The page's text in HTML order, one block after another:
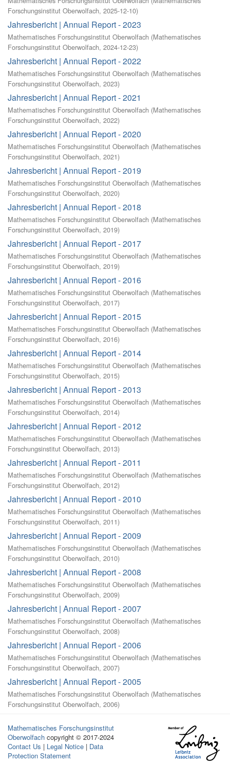
Forschungsinstitut Oberwolfach, 2025-12-10)
Jahresbericht | Annual Report - 2023
Mathematisches Forschungsinstitut Oberwolfach (Mathematisches
Forschungsinstitut Oberwolfach, 2024-12-23)
Jahresbericht | Annual Report - 2022
Mathematisches Forschungsinstitut Oberwolfach (Mathematisches
Forschungsinstitut Oberwolfach, 2023)
Jahresbericht | Annual Report - 2021
Mathematisches Forschungsinstitut Oberwolfach (Mathematisches
Forschungsinstitut Oberwolfach, 2022)
Jahresbericht | Annual Report - 2020
Mathematisches Forschungsinstitut Oberwolfach (Mathematisches
Forschungsinstitut Oberwolfach, 2021)
Jahresbericht | Annual Report - 2019
Mathematisches Forschungsinstitut Oberwolfach (Mathematisches
Forschungsinstitut Oberwolfach, 2020)
Jahresbericht | Annual Report - 2018
Mathematisches Forschungsinstitut Oberwolfach (Mathematisches
Forschungsinstitut Oberwolfach, 2019)
Jahresbericht | Annual Report - 2017
Mathematisches Forschungsinstitut Oberwolfach (Mathematisches
Forschungsinstitut Oberwolfach, 2019)
Jahresbericht | Annual Report - 2016
Mathematisches Forschungsinstitut Oberwolfach (Mathematisches
Forschungsinstitut Oberwolfach, 2017)
Jahresbericht | Annual Report - 2015
Mathematisches Forschungsinstitut Oberwolfach (Mathematisches
Forschungsinstitut Oberwolfach, 2016)
Jahresbericht | Annual Report - 2014
Mathematisches Forschungsinstitut Oberwolfach (Mathematisches
Forschungsinstitut Oberwolfach, 2015)
Jahresbericht | Annual Report - 2013
Mathematisches Forschungsinstitut Oberwolfach (Mathematisches
Forschungsinstitut Oberwolfach, 2014)
Jahresbericht | Annual Report - 2012
Mathematisches Forschungsinstitut Oberwolfach (Mathematisches
Forschungsinstitut Oberwolfach, 2013)
Jahresbericht | Annual Report - 2011
Mathematisches Forschungsinstitut Oberwolfach (Mathematisches
Forschungsinstitut Oberwolfach, 2012)
Jahresbericht | Annual Report - 2010
Mathematisches Forschungsinstitut Oberwolfach (Mathematisches
Forschungsinstitut Oberwolfach, 2011)
Jahresbericht | Annual Report - 2009
Mathematisches Forschungsinstitut Oberwolfach (Mathematisches
Forschungsinstitut Oberwolfach, 2010)
Jahresbericht | Annual Report - 2008
Mathematisches Forschungsinstitut Oberwolfach (Mathematisches
Forschungsinstitut Oberwolfach, 2009)
Jahresbericht | Annual Report - 2007
Mathematisches Forschungsinstitut Oberwolfach (Mathematisches
Forschungsinstitut Oberwolfach, 2008)
Jahresbericht | Annual Report - 2006
Mathematisches Forschungsinstitut Oberwolfach (Mathematisches
Forschungsinstitut Oberwolfach, 2007)
Jahresbericht | Annual Report - 2005
Mathematisches Forschungsinstitut Oberwolfach (Mathematisches
Forschungsinstitut Oberwolfach, 2006)
Mathematisches Forschungsinstitut
Oberwolfach copyright © 2017-2024
Contact Us | Legal Notice | Data
Protection Statement